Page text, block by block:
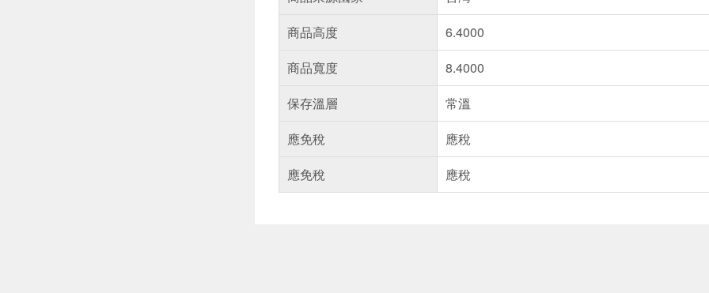
商品高度
6.4000
商品寬度
8.4000
保存溫層
常溫
應免稅
應稅
應免稅
應稅